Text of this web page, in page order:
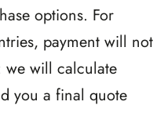
options. For
payment will not
we will calculate
you a final quote